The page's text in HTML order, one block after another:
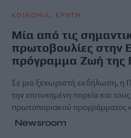
ΚΟΙΝΩΝΙΑ ΚΡΗΤΗ
Μία από τις
πρωτοβουλίες στην
πρόγραμμα Ζωή της
Σε μια ξεχωριστή εκδήλωση, η
την επιτυχημένη πορεία και
πρωτοποριακού
Newsroom